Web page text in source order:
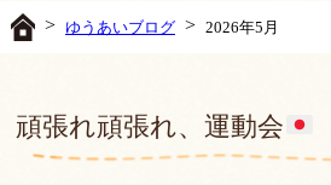
> ゆうあいブログ> 2026年5月
頑張れ頑張れ、運動会